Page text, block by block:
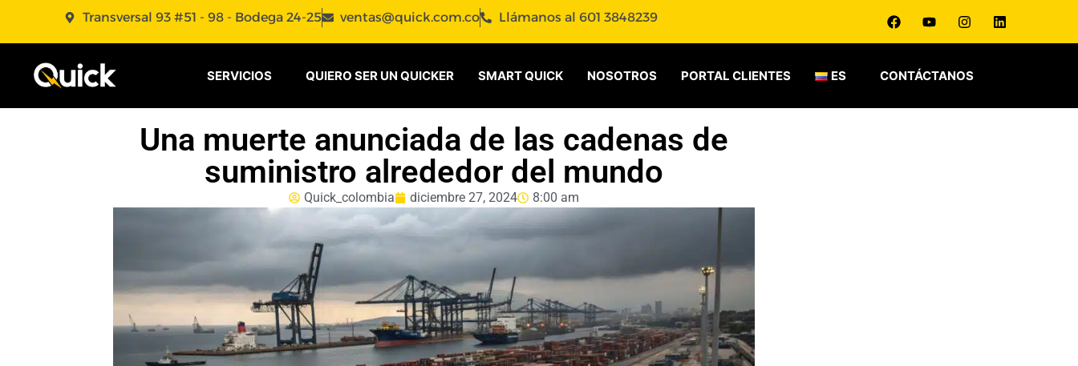
Transversal 93 #51 - 98 - Bodega 24-25 ventas@quick.com.co Llámanos al 601 3848239
SERVICIOS QUIERO SER UN QUICKER SMART QUICK NOSOTROS PORTAL CLIENTES ES CONTÁCTANOS
Una muerte anunciada de las cadenas de
suministro alrededor del mundo
Quick_colombia diciembre 27, 2024 8:00 am